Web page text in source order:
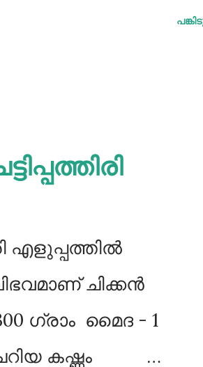
എളുപ്പത്തിൽ
ചിക്കൻ
ഗ്രാം മൈദ - 1
കഷ്ണം